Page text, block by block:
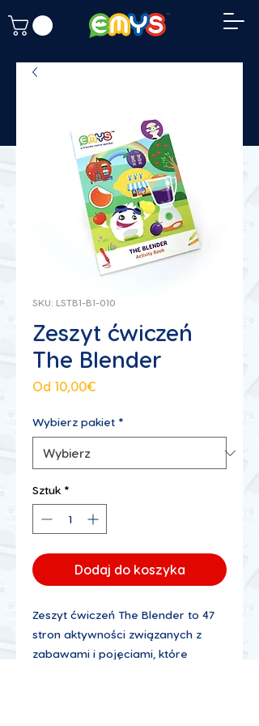
SKU: LSTB1-B1-010
Zeszyt ćwiczeń
The Blender
Od 10,00€Cena
Wybierz pakiet *
Sztuk *
Dodaj do koszyka
Zeszyt ćwiczeń The Blender to 47
stron aktywności związanych z
zabawami i pojęciami, które